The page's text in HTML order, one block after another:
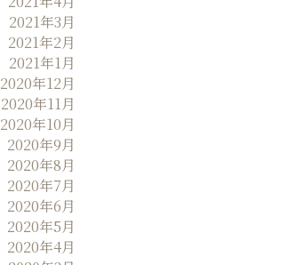
2021年3月
2021年2月
2021年1月
2020年12月
2020年11月
2020年10月
2020年9月
2020年8月
2020年7月
2020年6月
2020年5月
2020年4月